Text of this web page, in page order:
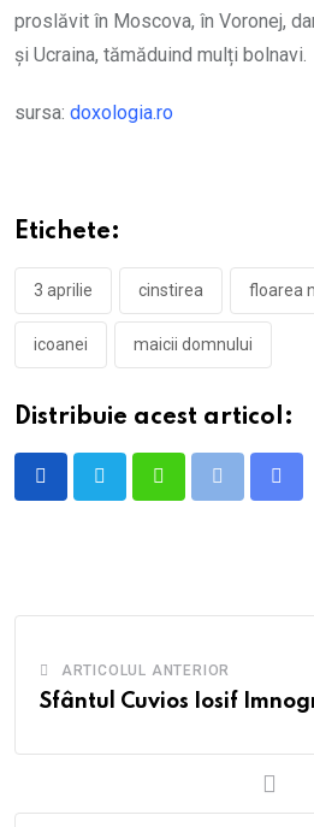
proslăvit în Moscova, în Voronej,
și Ucraina, tămăduind mulți bolnavi.
sursa: doxologia.ro
Etichete:
3 aprilie cinstirea floarea
icoanei maicii domnului
Distribuie acest articol:
ARTICOLUL ANTERIOR
Sfântul Cuvios Iosif